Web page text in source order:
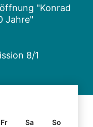
"Konrad
Jahre"
8/1
Fr Sa
So